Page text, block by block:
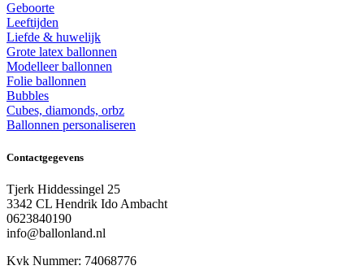
Geboorte
Leeftijden
Liefde & huwelijk
Grote latex ballonnen
Modelleer ballonnen
Folie ballonnen
Bubbles
Cubes, diamonds, orbz
Ballonnen personaliseren
Contactgegevens
Tjerk Hiddessingel 25
3342 CL Hendrik Ido Ambacht
0623840190
info@ballonland.nl
Kvk Nummer: 74068776